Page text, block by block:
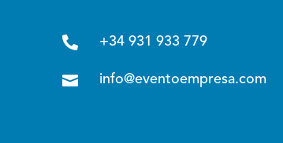
 +34 931 933 779
 info@eventoempresa.com